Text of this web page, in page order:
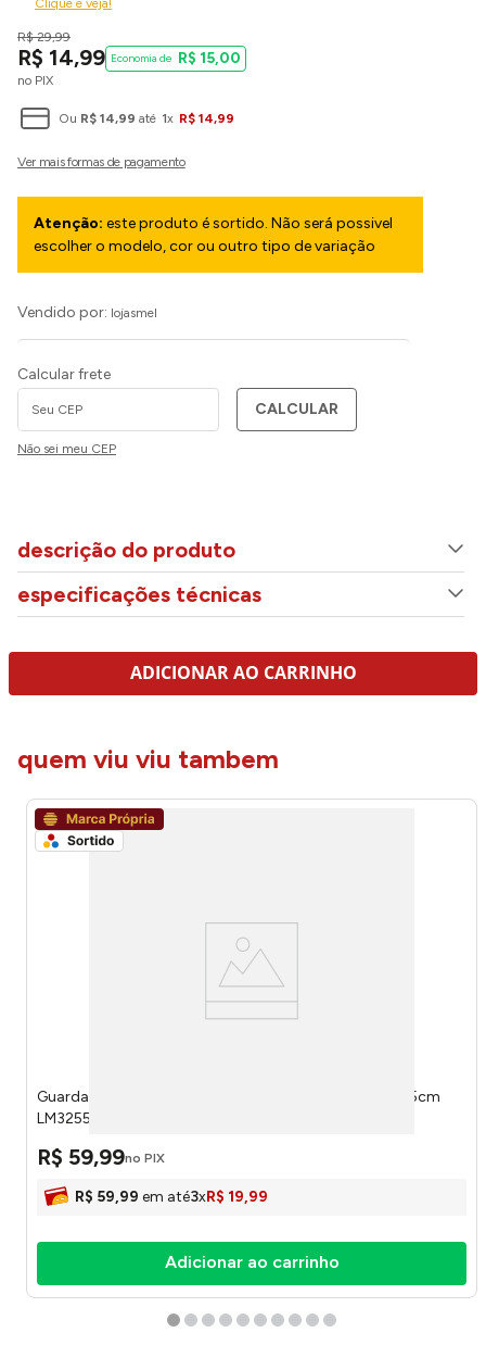
Clique e veja!
R$ 29,99
R$ 14,99
no PIX
R$ 15,00
Ou R$ 14,99 até 1x R$ 14,99
Atenção: este produto é sortido. Não será possivel
escolher o modelo, cor ou outro tipo de variação
Vendido por: lojasmel
Calcular frete
CALCULAR
Não sei meu CEP
descrição do produto
especificações técnicas
ADICIONAR AO CARRINHO
quem viu viu tambem
Guarda-chuva Semi-automático Cabo Telescópico 55cm
LM3255 - honeyhome
R$ 59,99no PIX
R$ 59,99 em até3xR$ 19,99
Adicionar ao carrinho